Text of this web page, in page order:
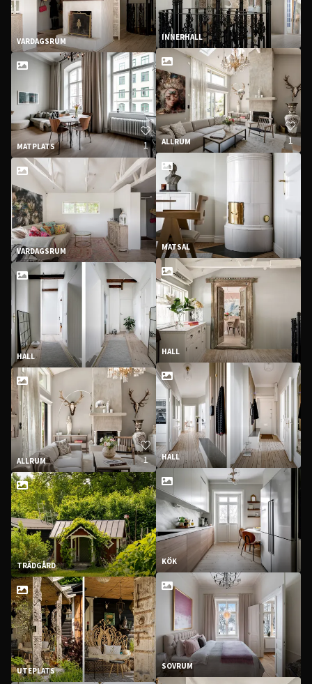
VARDAGSRUM
MATPLATS 1
VARDAGSRUM
HALL
ALLRUM 1
TRÄDGÅRD
UTEPLATS
INNERHALL
ALLRUM 1
MATSAL
HALL
HALL
KÖK
SOVRUM